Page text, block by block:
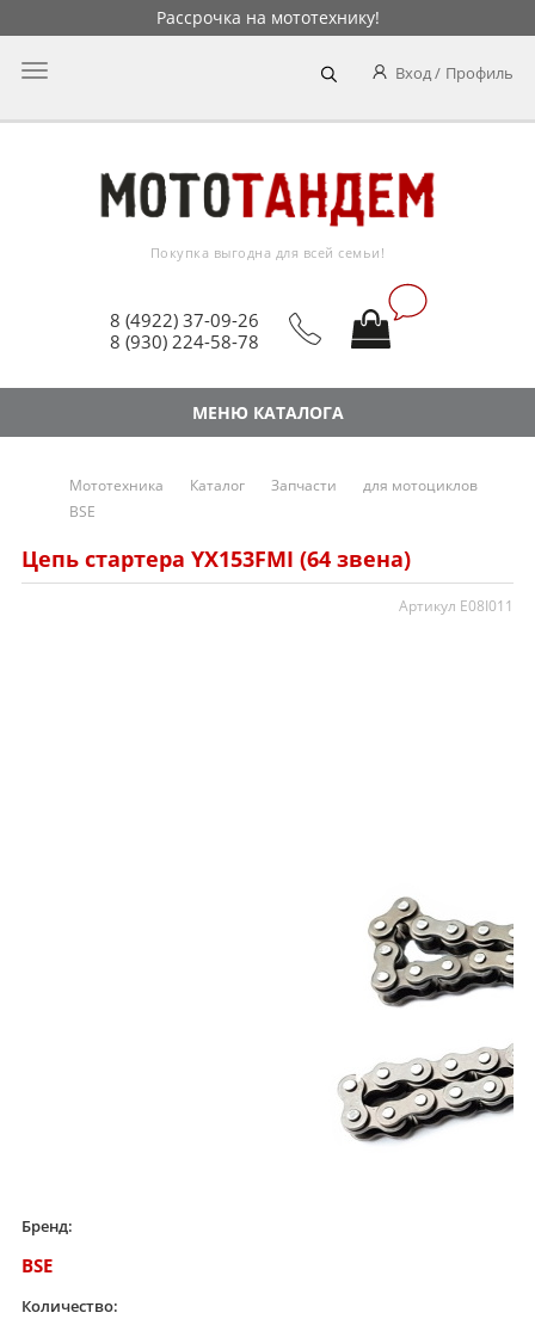
Рассрочка на мототехнику!
Вход Профиль
Главное
8 (4922) 37-09-26
8 (930) 224-58-78
Покупка выгодна для всей семьи!
МЕНЮ КАТАЛОГА
Мототехника Каталог Запчасти
для мотоциклов
BSE
Цепь стартера YX153FMI (64 звена)
Артикул E08I011
Бренд:
BSE
Количество: